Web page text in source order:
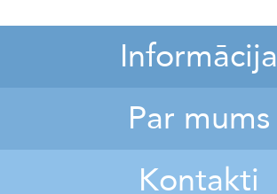
Informācija
Par mums
Kontakti